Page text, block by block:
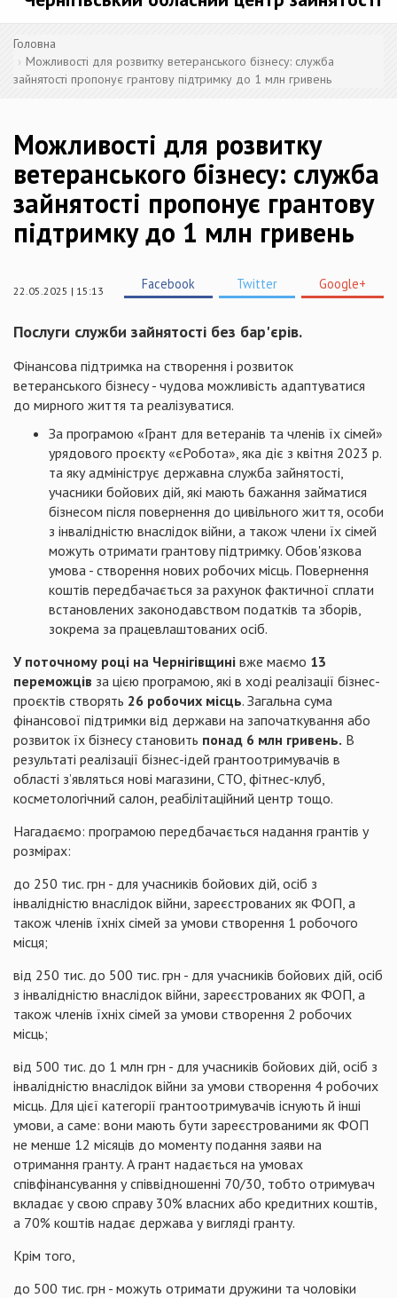
Головна
Можливості для розвитку ветеранського бізнесу: служба
зайнятості пропонує грантову підтримку до 1 млн гривень
Можливості для розвитку
ветеранського бізнесу: служба
зайнятості пропонує грантову
підтримку до 1 млн гривень
22.05.2025 | 15:13 Facebook Twitter Google+
Послуги служби зайнятості без бар'єрів.
Фінансова підтримка на створення і розвиток
ветеранського бізнесу - чудова можливість адаптуватися
до мирного життя та реалізуватися.
За програмою «Грант для ветеранів та членів їх сімей»
урядового проєкту «єРобота», яка діє з квітня 2023 р.
та яку адмініструє державна служба зайнятості,
учасники бойових дій, які мають бажання займатися
бізнесом після повернення до цивільного життя, особи
з інвалідністю внаслідок війни, а також члени їх сімей
можуть отримати грантову підтримку. Обов'язкова
умова - створення нових робочих місць. Повернення
коштів передбачається за рахунок фактичної сплати
встановлених законодавством податків та зборів,
зокрема за працевлаштованих осіб.
У поточному році на Чернігівщині вже маємо 13
переможців за цією програмою, які в ході реалізації бізнес-
проєктів створять 26 робочих місць. Загальна сума
фінансової підтримки від держави на започаткування або
розвиток їх бізнесу становить понад 6 млн гривень. В
результаті реалізації бізнес-ідей грантоотримувачів в
області з’являться нові магазини, СТО, фітнес-клуб,
косметологічний салон, реабілітаційний центр тощо.
Нагадаємо: програмою передбачається надання грантів у
розмірах:
до 250 тис. грн - для учасників бойових дій, осіб з
інвалідністю внаслідок війни, зареєстрованих як ФОП, а
також членів їхніх сімей за умови створення 1 робочого
місця;
від 250 тис. до 500 тис. грн - для учасників бойових дій, осіб
з інвалідністю внаслідок війни, зареєстрованих як ФОП, а
також членів їхніх сімей за умови створення 2 робочих
місць;
від 500 тис. до 1 млн грн - для учасників бойових дій, осіб з
інвалідністю внаслідок війни за умови створення 4 робочих
місць. Для цієї категорії грантоотримувачів існують й інші
умови, а саме: вони мають бути зареєстрованими як ФОП
не менше 12 місяців до моменту подання заяви на
отримання гранту. А грант надається на умовах
співфінансування у співвідношенні 70/30, тобто отримувач
вкладає у свою справу 30% власних або кредитних коштів,
а 70% коштів надає держава у вигляді гранту.
Крім того,
до 500 тис. грн - можуть отримати дружини та чоловіки